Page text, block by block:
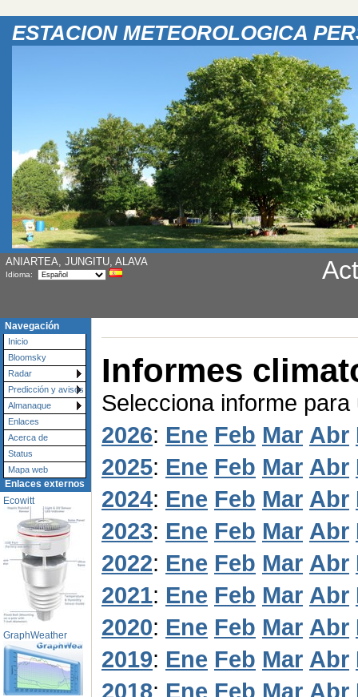
ESTACION METEOROLOGICA
ANIARTEA, JUNGITU, ALAVA
Idioma:
Navegación
Inicio
Bloomsky
Radar
Predicción y avisos
Almanaque
Enlaces
Acerca de
Status
Mapa web
Enlaces externos
Ecowitt
GraphWeather
Informes
Selecciona informe para
2026: Ene Feb Mar Abr
2025: Ene Feb Mar Abr
2024: Ene Feb Mar Abr
2023: Ene Feb Mar Abr
2022: Ene Feb Mar Abr
2021: Ene Feb Mar Abr
2020: Ene Feb Mar Abr
2019: Ene Feb Mar Abr
2018: Ene Feb Mar Abr